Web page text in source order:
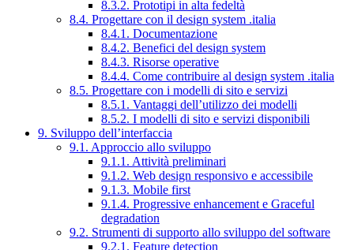
8.3.2. Prototipi in alta fedeltà
8.4. Progettare con il design system .italia
8.4.1. Documentazione
8.4.2. Benefici del design system
8.4.3. Risorse operative
8.4.4. Come contribuire al design system .italia
8.5. Progettare con i modelli di sito e servizi
8.5.1. Vantaggi dell’utilizzo dei modelli
8.5.2. I modelli di sito e servizi disponibili
9. Sviluppo dell’interfaccia
9.1. Approccio allo sviluppo
9.1.1. Attività preliminari
9.1.2. Web design responsivo e accessibile
9.1.3. Mobile first
9.1.4. Progressive enhancement e Graceful
degradation
9.2. Strumenti di supporto allo sviluppo del software
9.2.1. Feature detection